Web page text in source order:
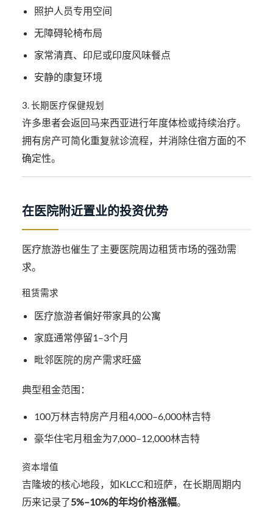
照护人员专用空间
无障碍轮椅布局
家常清真、印尼或印度风味餐点
安静的康复环境
3. 长期医疗保健规划
许多患者会返回马来西亚进行年度体检或持续治疗。
拥有房产可简化重复就诊流程，并消除住宿方面的不
确定性。
在医院附近置业的投资优势
医疗旅游也催生了主要医院周边租赁市场的强劲需
求。
租赁需求
医疗旅游者偏好带家具的公寓
家庭通常停留1–3个月
毗邻医院的房产需求旺盛
典型租金范围：
100万林吉特房产月租4,000–6,000林吉特
豪华住宅月租金为7,000–12,000林吉特
资本增值
吉隆坡的核心地段，如KLCC和班萨，在长期周期内
历来记录了5%–10%的年均价格涨幅。